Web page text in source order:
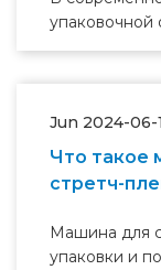
упаковочной
для
правильной
Эта статья
упаковке.
Jun 2024-06-
Что такое
стретч-
Машина для
упаковки и